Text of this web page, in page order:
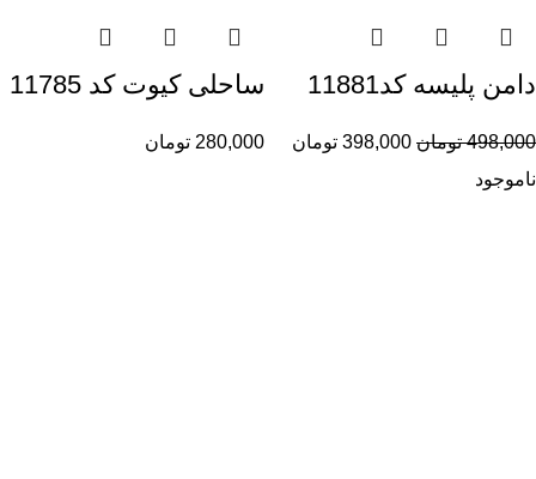
دامن پلیسه کد11881
498,000 تومان 398,000 تومان
ساحلی کیوت کد 11785
280,000 تومان
ناموجود